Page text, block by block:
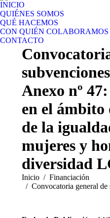
INICIO
QUIÉNES SOMOS
QUÉ HACEMOS
CON QUIÉN COLABORAMOS
CONTACTO
Anexo nº
en el ámbito
de la
mujeres y
diversidad
Estás aquí:
Inicio
Financiación
Convocatoria general